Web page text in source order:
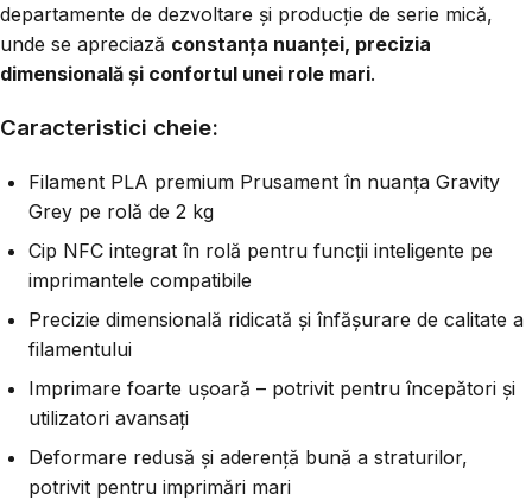
departamente de dezvoltare și producție de serie mică,
unde se apreciază constanța nuanței, precizia
dimensională și confortul unei role mari.
Caracteristici cheie:
Filament PLA premium Prusament în nuanța Gravity
Grey pe rolă de 2 kg
Cip NFC integrat în rolă pentru funcții inteligente pe
imprimantele compatibile
Precizie dimensională ridicată și înfășurare de calitate a
filamentului
Imprimare foarte ușoară – potrivit pentru începători și
utilizatori avansați
Deformare redusă și aderență bună a straturilor,
potrivit pentru imprimări mari